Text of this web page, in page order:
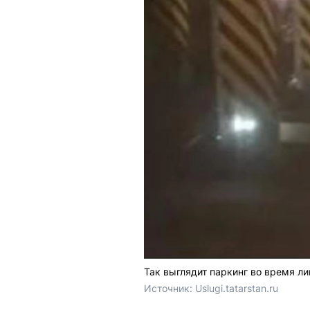
Так выглядит паркинг во время
Источник: Uslugi.tatarstan.ru